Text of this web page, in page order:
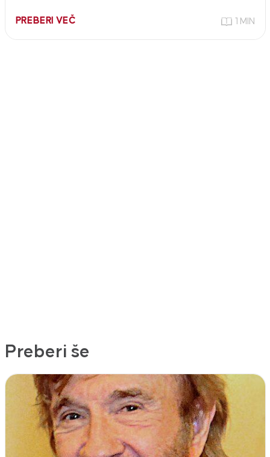
PREBERI VEČ 1 MIN
Preberi še